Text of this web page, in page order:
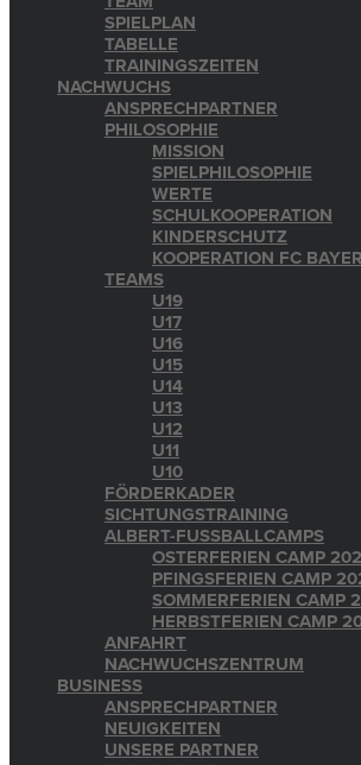
SPIELPLAN
TABELLE
TRAININGSZEITEN
NACHWUCHS
ANSPRECHPARTNER
PHILOSOPHIE
MISSION
SPIELPHILOSOPHIE
WERTE
SCHULKOOPERATION
KINDERSCHUTZ
KOOPERATION FC
TEAMS
U19
U17
U16
U15
U14
U13
U12
U11
U10
FÖRDERKADER
SICHTUNGSTRAINING
ALBERT-FUSSBALLCAMPS
OSTERFERIEN CAMP
PFINGSFERIEN CAMP
SOMMERFERIEN CAMP
HERBSTFERIEN CAMP
ANFAHRT
NACHWUCHSZENTRUM
BUSINESS
ANSPRECHPARTNER
NEUIGKEITEN
UNSERE PARTNER